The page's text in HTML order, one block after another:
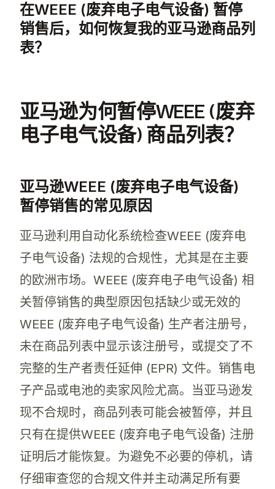
在WEEE (废弃电子电气设备) 暂停
销售后，如何恢复我的亚马逊商品列
表？
亚马逊为何暂停WEEE (废弃
电子电气设备) 商品列表？
亚马逊WEEE (废弃电子电气设备)
暂停销售的常见原因
亚马逊利用自动化系统检查WEEE (废弃电
子电气设备) 法规的合规性，尤其是在主要
的欧洲市场。WEEE (废弃电子电气设备) 相
关暂停销售的典型原因包括缺少或无效的
WEEE (废弃电子电气设备) 生产者注册号，
未在商品列表中显示该注册号，或提交了不
完整的生产者责任延伸 (EPR) 文件。销售电
子产品或电池的卖家风险尤高。当亚马逊发
现不合规时，商品列表可能会被暂停，并且
只有在提供WEEE (废弃电子电气设备) 注册
证明后才能恢复。为避免不必要的停机，请
仔细审查您的合规文件并主动满足所有要